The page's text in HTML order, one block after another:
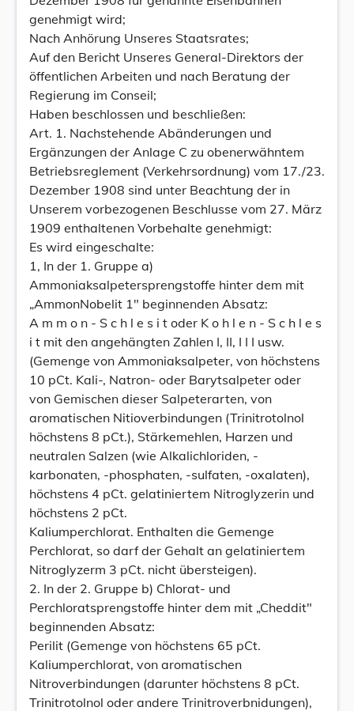
genehmigt wird;
Nach Anhörung Unseres Staatsrates;
Auf den Bericht Unseres General-Direktors der
öffentlichen Arbeiten und nach Beratung der
Regierung im Conseil;
Haben beschlossen und beschließen:
Art. 1. Nachstehende Abänderungen und
Ergänzungen der Anlage C zu obenerwähntem
Betriebsreglement (Verkehrsordnung) vom 17./23.
Dezember 1908 sind unter Beachtung der in
Unserem vorbezogenen Beschlusse vom 27. März
1909 enthaltenen Vorbehalte genehmigt:
Es wird eingeschalte:
1, In der 1. Gruppe a)
Ammoniaksalpetersprengstoffe hinter dem mit
„AmmonNobelit 1" beginnenden Absatz:
A m m o n - S c h l e s i t oder K o h l e n - S c h l e s
i t mit den angehängten Zahlen I, II, I I I usw.
(Gemenge von Ammoniaksalpeter, von höchstens
10 pCt. Kali-, Natron- oder Barytsalpeter oder
von Gemischen dieser Salpeterarten, von
aromatischen Nitioverbindungen (Trinitrotolnol
höchstens 8 pCt.), Stärkemehlen, Harzen und
neutralen Salzen (wie Alkalichloriden, -
karbonaten, -phosphaten, -sulfaten, -oxalaten),
höchstens 4 pCt. gelatiniertem Nitroglyzerin und
höchstens 2 pCt.
Kaliumperchlorat. Enthalten die Gemenge
Perchlorat, so darf der Gehalt an gelatiniertem
Nitroglyzerm 3 pCt. nicht übersteigen).
2. In der 2. Gruppe b) Chlorat- und
Perchloratsprengstoffe hinter dem mit „Cheddit"
beginnenden Absatz:
Perilit (Gemenge von höchstens 65 pCt.
Kaliumperchlorat, von aromatischen
Nitroverbindungen (darunter höchstens 8 pCt.
Trinitrotolnol oder andere Trinitroverbnidungen),